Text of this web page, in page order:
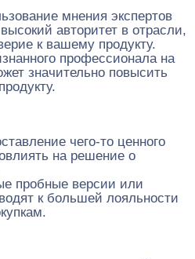
мнения экспертов
авторитет в отрасли,
к вашему продукту.
профессионала на
значительно повысить
чего-то ценного
на решение о
пробные версии или
к большей лояльности